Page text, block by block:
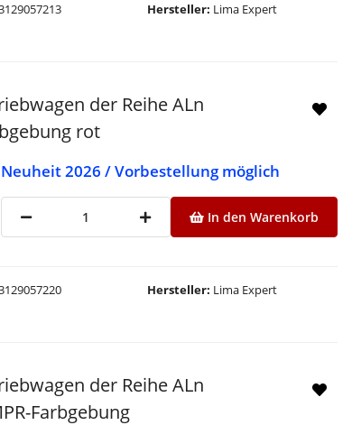
Hersteller Lima Expert
der Reihe ALn
rot
Neuheit 2026 / Vorbestellung möglich
Hersteller Lima Expert
In den Warenkorb
der Reihe ALn
Farbgebung